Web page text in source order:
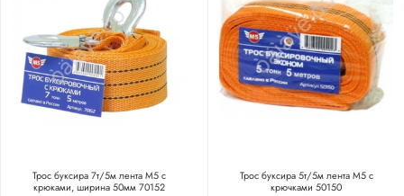
Трос буксира 7т/5м лента М5 с
крюками, ширина 50мм 70152
Трос буксира 5т/5м лента М5 с
крючками 50150